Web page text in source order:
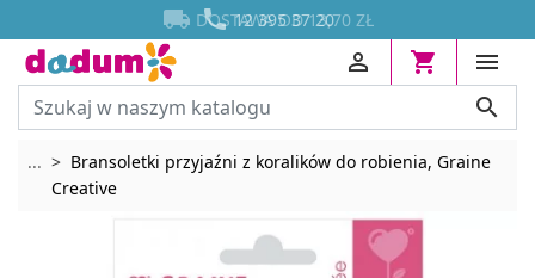
 12 395 37 20
 DOSTAWA OD 13,70 ZŁ






... Rozwiń breadcrumbs
Bransoletki przyjaźni z koralików do robienia, Graine
Creative